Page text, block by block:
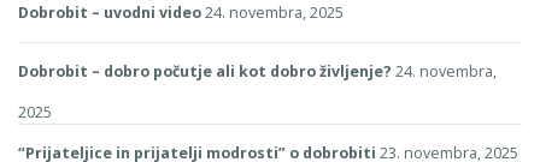
Dobrobit – uvodni video24. novembra, 2025
Dobrobit – dobro počutje ali kot dobro življenje? 24. novembra,
2025
“Prijateljice in prijatelji modrosti” o dobrobiti 23. novembra, 2025